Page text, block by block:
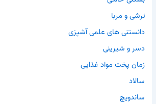
ترشی و مربا
دانستنی های علمی آشپزی
دسر و شیرینی
زمان پخت مواد غذایی
سالاد
ساندویچ